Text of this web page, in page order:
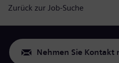
Zurück zur Job-Suche
Nehmen Sie Kontakt